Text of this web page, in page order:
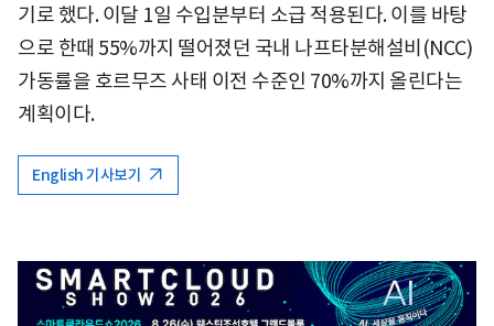
기로 했다. 이달 1일 수입분부터 소급 적용된다. 이를 바탕
으로 한때 55%까지 떨어졌던 국내 나프타분해설비(NCC)
가동률을 호르무즈 사태 이전 수준인 70%까지 올린다는
계획이다.
English 기사보기